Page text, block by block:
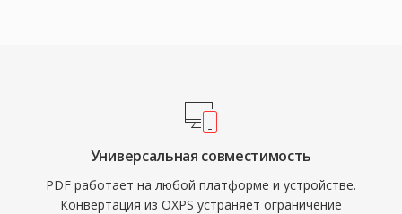
Универсальная совместимость
PDF работает на любой платформе и устройстве.
Конвертация из OXPS устраняет ограничение